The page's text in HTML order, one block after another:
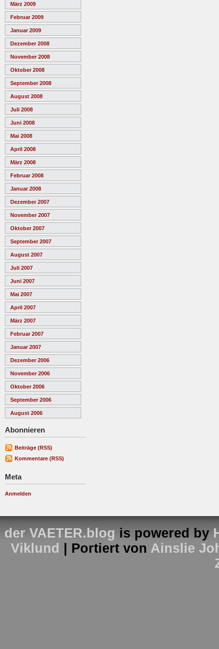
März 2009
Februar 2009
Januar 2009
Dezember 2008
November 2008
Oktober 2008
September 2008
August 2008
Juli 2008
Juni 2008
Mai 2008
April 2008
März 2008
Februar 2008
Januar 2008
Dezember 2007
November 2007
Oktober 2007
September 2007
August 2007
Juli 2007
Juni 2007
Mai 2007
April 2007
März 2007
Februar 2007
Januar 2007
Dezember 2006
November 2006
Oktober 2006
September 2006
August 2006
Abonnieren
Beiträge (RSS)
Kommentare (RSS)
Meta
Anmelden
der VAETER.blog is powered by
Viklund
| Portiert von Ainslie